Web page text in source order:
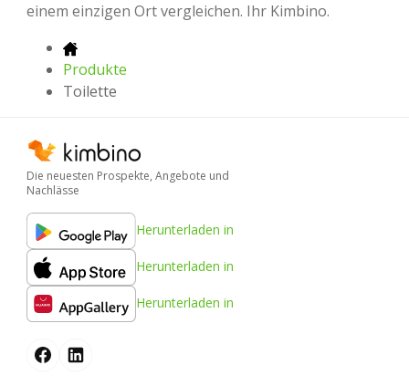
einem einzigen Ort vergleichen. Ihr Kimbino.
Produkte
Toilette
Die neuesten Prospekte, Angebote und
Nachlässe
Herunterladen in
Herunterladen in
Herunterladen in